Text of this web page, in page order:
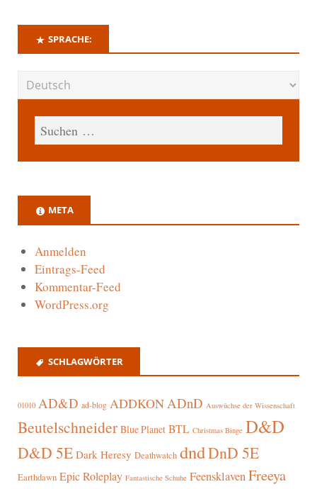
SPRACHE:
META
Anmelden
Eintrags-Feed
Kommentar-Feed
WordPress.org
SCHLAGWÖRTER
01010 AD&D ad-blog ADDKONADnD Auswüchse der Wissenschaft
Beutelschneider Blue Planet BTL Christmas Binge D&D
D&D 5E Dark Heresy Deathwatch dndDnD 5E
Earthdawn Epic Roleplay Fantastische Schuhe FeensklavenFreeya